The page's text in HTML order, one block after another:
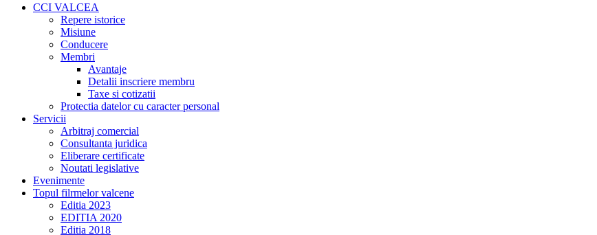
CCI VALCEA
Repere istorice
Misiune
Conducere
Membri
Avantaje
Detalii inscriere membru
Taxe si cotizatii
Protectia datelor cu caracter personal
Servicii
Arbitraj comercial
Consultanta juridica
Eliberare certificate
Noutati legislative
Evenimente
Topul filrmelor valcene
Editia 2023
EDITIA 2020
Editia 2018